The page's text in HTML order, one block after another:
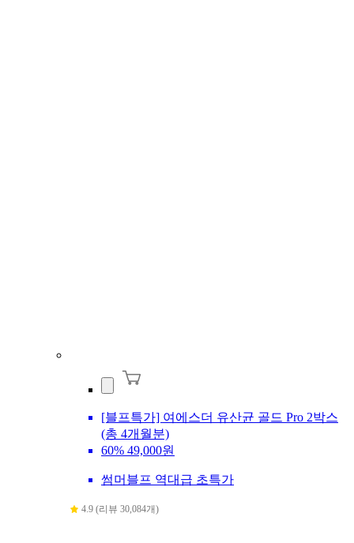
[블프특가] 여에스더 유산균 골드 Pro 2박스
(총 4개월분)
60% 49,000원
썸머블프 역대급 초특가
4.9 (리뷰 30,084개)